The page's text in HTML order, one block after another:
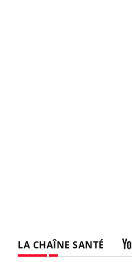
LA CHAÎNE SANTÉ